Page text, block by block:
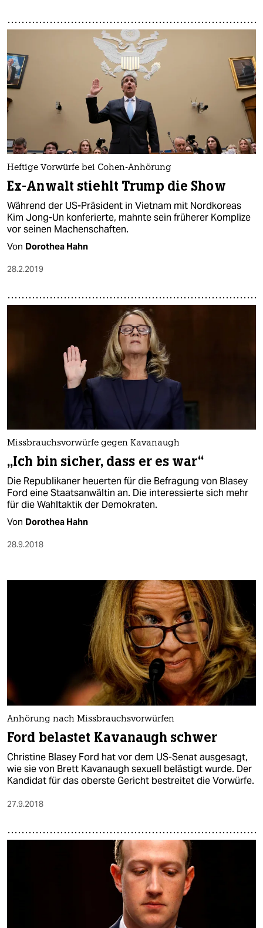
Heftige Vorwürfe bei Cohen-Anhörung
Ex-Anwalt stiehlt Trump die Show
Während der US-Präsident in Vietnam mit Nordkoreas
Kim Jong-Un konferierte, mahnte sein früherer Komplize
vor seinen Machenschaften.
Von Dorothea Hahn
28.2.2019
Missbrauchsvorwürfe gegen Kavanaugh
„Ich bin sicher, dass er es war“
Die Republikaner heuerten für die Befragung von Blasey
Ford eine Staatsanwältin an. Die interessierte sich mehr
für die Wahltaktik der Demokraten.
Von Dorothea Hahn
28.9.2018
Anhörung nach Missbrauchsvorwürfen
Ford belastet Kavanaugh schwer
Christine Blasey Ford hat vor dem US-Senat ausgesagt,
wie sie von Brett Kavanaugh sexuell belästigt wurde. Der
Kandidat für das oberste Gericht bestreitet die Vorwürfe.
27.9.2018